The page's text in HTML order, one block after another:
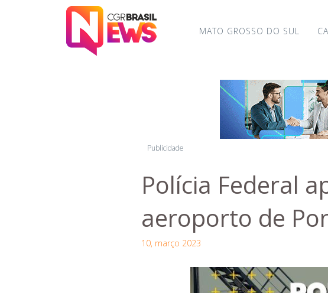
MATO GROSSO DO SUL
Publicidade
Polícia Federal
aeroporto de
10, março 2023